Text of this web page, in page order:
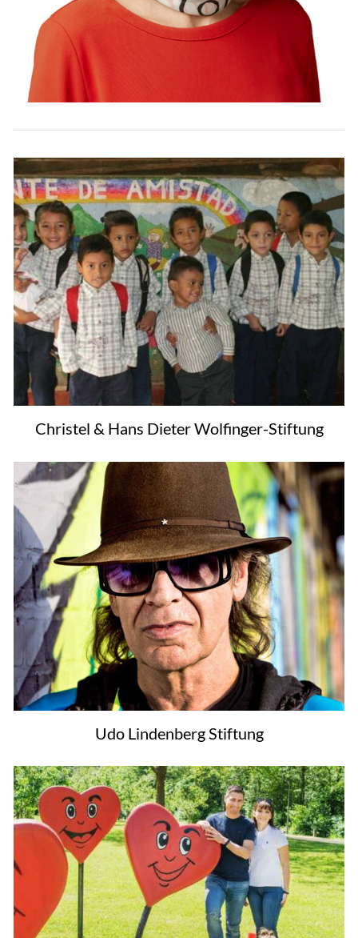
Christel & Hans Dieter Wolfinger-Stiftung
Udo Lindenberg Stiftung